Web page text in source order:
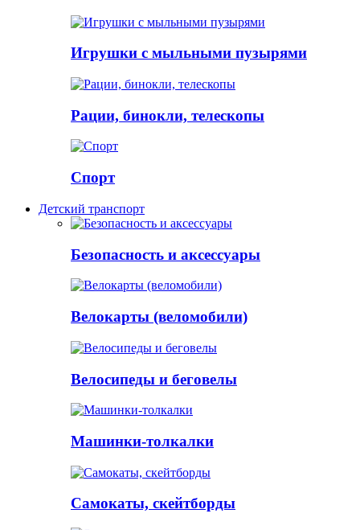
Игрушки с мыльными пузырями
Рации, бинокли, телескопы
Спорт
Детский транспорт
Безопасность и аксессуары
Велокарты (веломобили)
Велосипеды и беговелы
Машинки-толкалки
Самокаты, скейтборды